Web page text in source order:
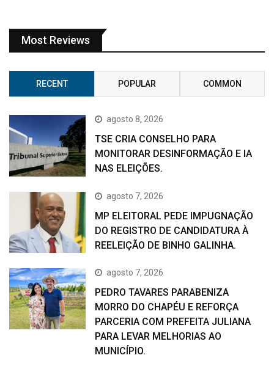
Most Reviews
RECENT POPULAR COMMON
agosto 8, 2026
TSE CRIA CONSELHO PARA
MONITORAR DESINFORMAÇÃO E IA
NAS ELEIÇÕES.
agosto 7, 2026
MP ELEITORAL PEDE IMPUGNAÇÃO
DO REGISTRO DE CANDIDATURA À
REELEIÇÃO DE BINHO GALINHA.
agosto 7, 2026
PEDRO TAVARES PARABENIZA
MORRO DO CHAPÉU E REFORÇA
PARCERIA COM PREFEITA JULIANA
PARA LEVAR MELHORIAS AO
MUNICÍPIO.